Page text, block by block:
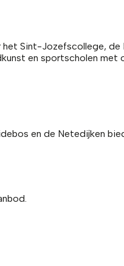
Sint-Jozefscollege,
en sportscholen met
en de Netedijken